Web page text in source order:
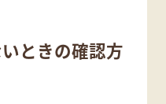
ときの確認方